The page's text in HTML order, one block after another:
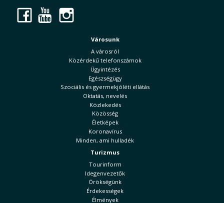
Facebook
YouTube
Városunk
A városról
Közérdekű telefonszámok
Ügyintézés
Egészségügy
Szociális és gyermekjóléti ellátás
Oktatás, nevelés
Közlekedés
Közösség
Életképek
Koronavírus
Minden, ami hulladék
Turizmus
Tourinform
Idegenvezetők
Örökségünk
Érdekességek
Élmények